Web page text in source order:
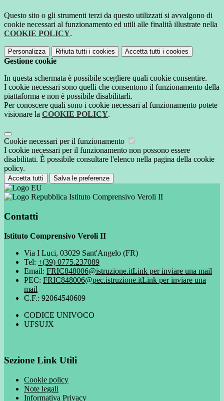
Questo sito o gli strumenti terzi da questo utilizzati si avvalgono di
cookie necessari al funzionamento ed utili alle finalità illustrate nella
COOKIE POLICY.
Personalizza Rifiuta tutti i cookies Accetta tutti i cookies
Gestione cookie
In questa schermata è possibile scegliere quali cookie consentire.
I cookie necessari sono quelli che consentono il funzionamento della
piattaforma e non è possibile disabilitarli.
Per conoscere quali sono i cookie necessari al funzionamento potete
visionare la COOKIE POLICY.
Cookie necessari per il funzionamento
I cookie necessari per il funzionamento non possono essere
disabilitati. È possibile consultare l'elenco nella pagina della cookie
policy.
Accetta tutti Salva le preferenze
Istituto Comprensivo Veroli II
Contatti
Istituto Comprensivo Veroli II
Via I Luci, 03029 Sant'Angelo (FR)
Tel: +(39) 0775.237089
Email: FRIC848006@istruzione.itLink per inviare una mail
PEC: FRIC848006@pec.istruzione.itLink per inviare una
mail
C.F.: 92064540609
CODICE UNIVOCO
UFSUJX
Sezione Link Utili
Cookie policy
Note legali
Informativa Privacy